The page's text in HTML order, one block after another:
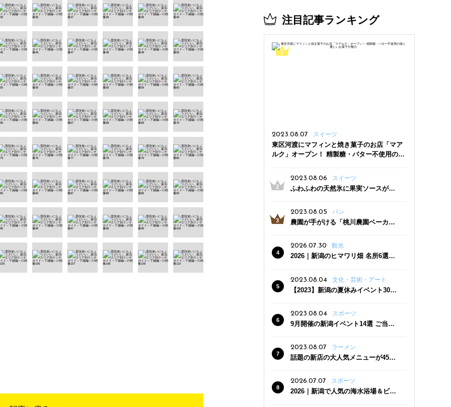
注目記事ランキング
2023.08.07 スイーツ
東区河渡にマフィンと焼き菓子のお店「マア
ルク」オープン！ 精製糖・バター不使用の体
2023.08.06
スイーツ
ふわふわの天然氷に果実ソースがた
三条駅近くにオープン
2023.08.05 パン
農園が手がける「桃川農園ベーカリ
った焼きたてパンのほか、ジェラー
トやスムージーも
2026.07.30 観光
2026｜新潟のヒマワリ畑 名所6選
2023.08.04
文化・芸術・アート
【2023】新潟の夏休みイベント30
2023.08.04
スポーツ
9月開催の新潟イベント14選 ご当地
2023.08.07 ラーメン
話題の新店の大人気メニューが450
クーポン登場
2026.07.07 スポーツ
2026｜新潟で人気の海水浴場＆ビー